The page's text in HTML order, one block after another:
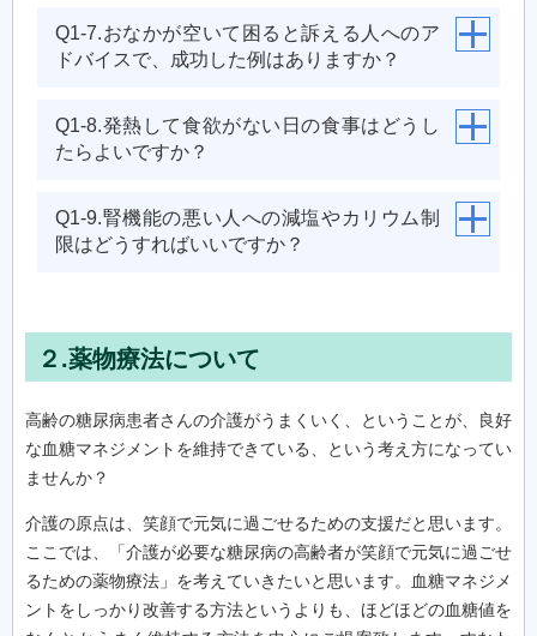
Q1-7.おなかが空いて困ると訴える人へのア
ドバイスで、成功した例はありますか？
Q1-8.発熱して食欲がない日の食事はどうし
たらよいですか？
Q1-9.腎機能の悪い人への減塩やカリウム制
限はどうすればいいですか？
２.薬物療法について
高齢の糖尿病患者さんの介護がうまくいく、ということが、良好
な血糖マネジメントを維持できている、という考え方になってい
ませんか？
介護の原点は、笑顔で元気に過ごせるための支援だと思います。
ここでは、「介護が必要な糖尿病の高齢者が笑顔で元気に過ごせ
るための薬物療法」を考えていきたいと思います。血糖マネジメ
ントをしっかり改善する方法というよりも、ほどほどの血糖値を